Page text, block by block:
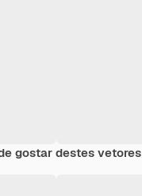
gostar destes vetores